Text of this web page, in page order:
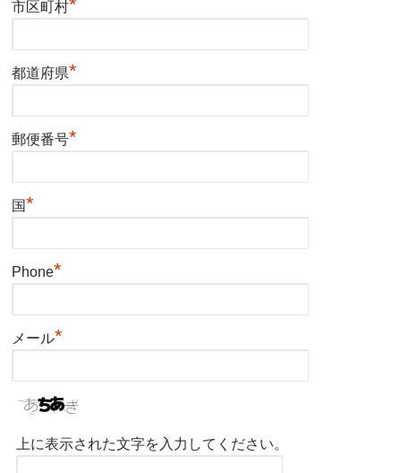
市区町村*
都道府県*
郵便番号*
国*
Phone*
メール*
上に表示された文字を入力してください。